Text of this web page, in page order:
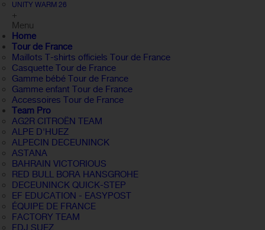
UNITY WARM 26
+
Menu
Home
Tour de France
Maillots T-shirts officiels Tour de France
Casquette Tour de France
Gamme bébé Tour de France
Gamme enfant Tour de France
Accessoires Tour de France
Team Pro
AG2R CITROËN TEAM
ALPE D'HUEZ
ALPECIN DECEUNINCK
ASTANA
BAHRAIN VICTORIOUS
RED BULL BORA HANSGROHE
DECEUNINCK QUICK-STEP
EF EDUCATION - EASYPOST
ÉQUIPE DE FRANCE
FACTORY TEAM
FDJ SUEZ